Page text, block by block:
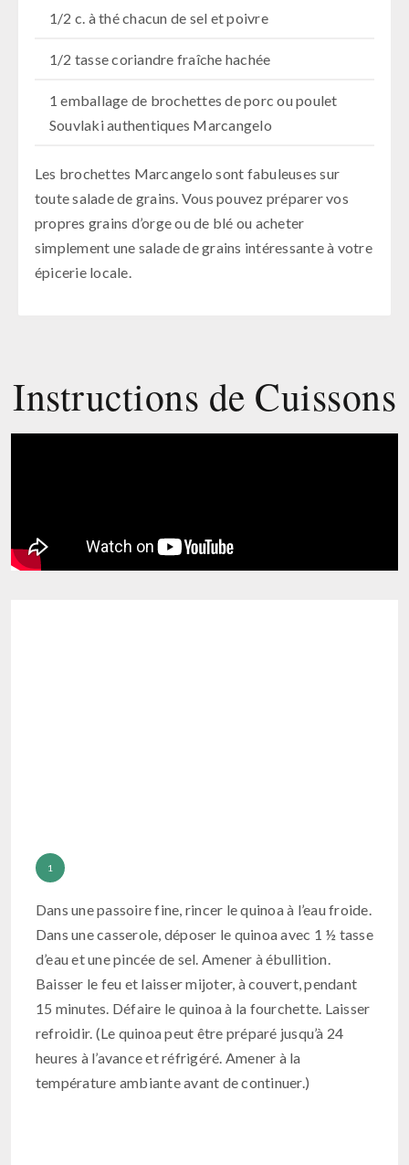
1/2 c. à thé chacun de sel et poivre
1/2 tasse coriandre fraîche hachée
1 emballage de brochettes de porc ou poulet
Souvlaki authentiques Marcangelo
Les brochettes Marcangelo sont fabuleuses sur
toute salade de grains. Vous pouvez préparer vos
propres grains d’orge ou de blé ou acheter
simplement une salade de grains intéressante à votre
épicerie locale.
Instructions de Cuissons
Dans une passoire fine, rincer le quinoa à l’eau froide.
Dans une casserole, déposer le quinoa avec 1 ½ tasse
d’eau et une pincée de sel. Amener à ébullition.
Baisser le feu et laisser mijoter, à couvert, pendant
15 minutes. Défaire le quinoa à la fourchette. Laisser
refroidir. (Le quinoa peut être préparé jusqu’à 24
heures à l’avance et réfrigéré. Amener à la
température ambiante avant de continuer.)